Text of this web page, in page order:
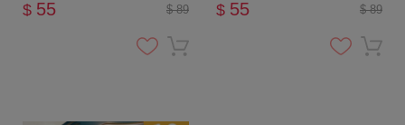
$ 89
$ 55 $ 89
$ 55